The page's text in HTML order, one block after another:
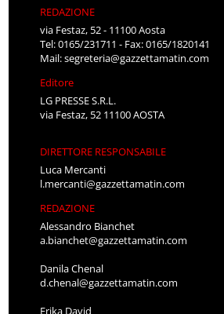
REDAZIONE
via Festaz, 52 - 11100 Aosta
Tel: 0165/231711 - Fax: 0165/1820141
Mail:segreteria@gazzettamatin.com
Editore
LG PRESSE S.R.L.
via Festaz, 52 11100 AOSTA
DIRETTORE RESPONSABILE
Luca Mercanti
l.mercanti@gazzettamatin.com
REDAZIONE
Alessandro Bianchet
a.bianchet@gazzettamatin.com
Danila Chenal
d.chenal@gazzettamatin.com
Erika David